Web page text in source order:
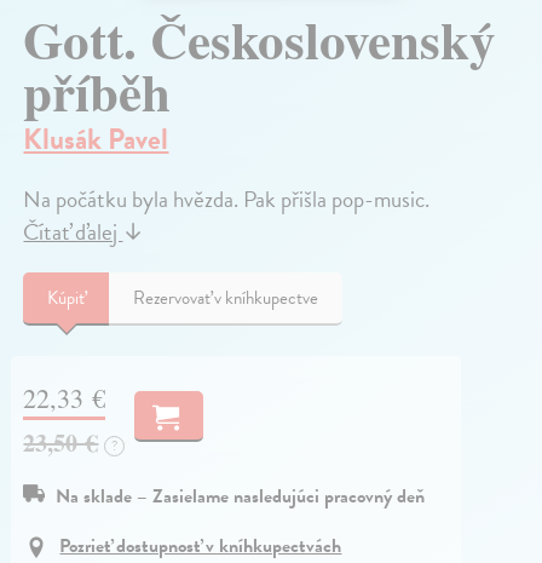
Gott. Československý
příběh
Klusák Pavel
Na počátku byla hvězda. Pak přišla pop-music.
Čítať ďalej↓
Kúpiť Rezervovať v kníhkupectve
22,33 €
23,50 € ?
Na sklade – Zasielame nasledujúci pracovný deň
Pozrieť dostupnosť v kníhkupectvách